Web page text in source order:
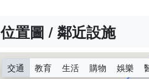
位置圖 / 鄰近設施
交通 教育 生活 購物 娛樂